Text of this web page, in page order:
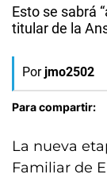
Esto se sabrá
titular de la
Por jmo2502
Para compartir:
La nueva
Familiar de